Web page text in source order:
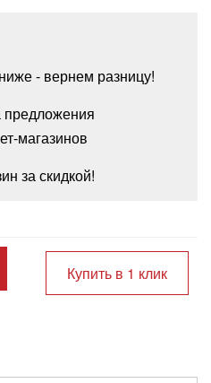
- вернем разницу!
предложения
магазинов
за скидкой!
Купить в 1 клик